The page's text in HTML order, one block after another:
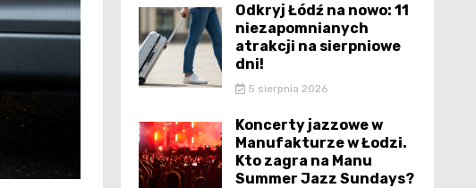
Odkryj Łódź na nowo: 11
niezapomnianych
atrakcji na sierpniowe
dni!
5 sierpnia 2026
Koncerty jazzowe w
Manufakturze w Łodzi.
Kto zagra na Manu
Summer Jazz Sundays?